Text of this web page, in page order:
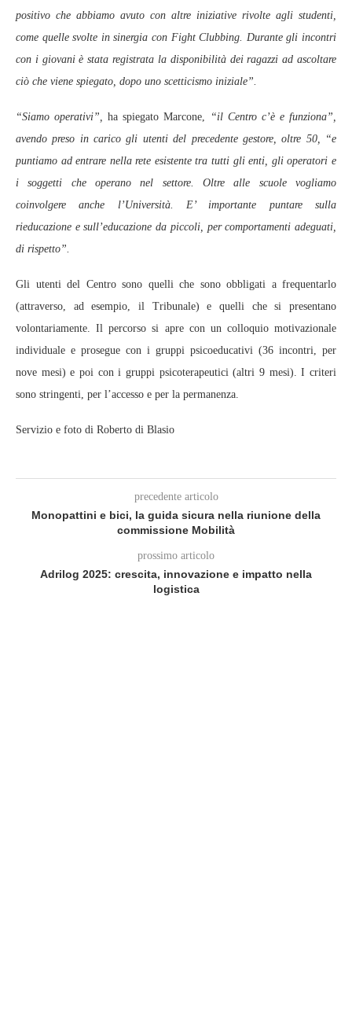
positivo che abbiamo avuto con altre iniziative rivolte agli studenti,
come quelle svolte in sinergia con Fight Clubbing. Durante gli incontri
con i giovani è stata registrata la disponibilità dei ragazzi ad ascoltare
ciò che viene spiegato, dopo uno scetticismo iniziale”.
“Siamo operativi”,ha spiegato Marcone,
“il Centro c’è e funziona”,
avendo preso in carico gli utenti del precedente gestore, oltre 50, “e
puntiamo ad entrare nella rete esistente tra tutti gli enti, gli operatori e
i soggetti che operano nel settore. Oltre alle scuole vogliamo
coinvolgere anche l’Università. E’ importante puntare sulla
rieducazione e sull’educazione da piccoli, per comportamenti adeguati,
di rispetto”.
Gli utenti del Centro sono quelli che sono obbligati a frequentarlo
(attraverso, ad esempio, il Tribunale) e quelli che si presentano
volontariamente. Il percorso si apre con un colloquio motivazionale
individuale e prosegue con i gruppi psicoeducativi (36 incontri, per
nove mesi) e poi con i gruppi psicoterapeutici (altri 9 mesi). I criteri
sono stringenti, per l’accesso e per la permanenza.
Servizio e foto di Roberto di Blasio
precedente articolo
Monopattini e bici, la guida sicura nella riunione della
commissione Mobilità
prossimo articolo
Adrilog 2025: crescita, innovazione e impatto nella
logistica